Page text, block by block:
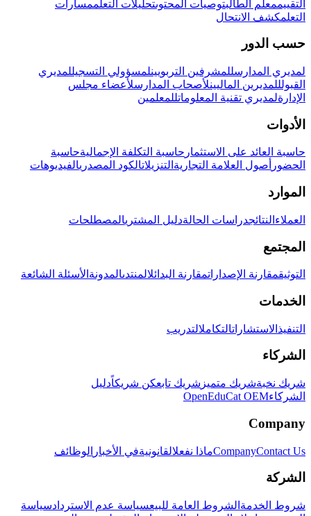
التقييممعلم الطالبتوصيات المحتوىتحليلات التعلممسارات
التعلمكشف الانتحال
حسب الدور
لمديري المدارسللمشرفين التربويينلمسؤولي التسجيللمديري
القبولللمديرين الماليينلأصحاب المدارسلأعضاء مجلس
الإدارةلمديري تقنية المعلوماتللمعلمين
الأدوات
حاسبة العائد على الاستثمار حاسبة التكلفة الإجماليةحاسبة
الحضور أصول العلامة التجارية التنزيلاتالكود المصدريالفيديوهات
الموارد
العملاء النتائجدراسات الحالةدليل المشتريالمصطلحات
المجتمع
التوثيقمقارنة الإصداراتمقارنة البدائلالمنتدىالمدونة الأسئلة الشائعة
الخدمات
التنفيذ الاستشاراتالتكاملالتدريب
الشركاء
شريك نخبةشريك متميز شريك تابعكن شريكاًدليل
الشركاءOpenEduCat OEM
Company
CompanyContact Us ماذا نفعلالقانونيةفي الأخبار الوظائف
الشركة
شروط الخدمة الشروط العامة للبيعسياسة عدم الاستردادسياسة